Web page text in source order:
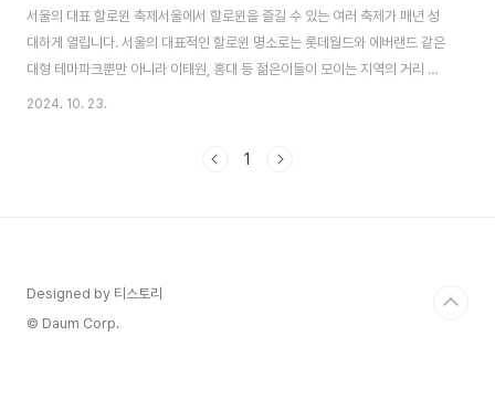
서울의 대표 할로윈 축제서울에서 할로윈을 즐길 수 있는 여러 축제가 매년 성
대하게 열립니다. 서울의 대표적인 할로윈 명소로는 롯데월드와 에버랜드 같은
대형 테마파크뿐만 아니라 이태원, 홍대 등 젊은이들이 모이는 지역의 거리 축
제가 꼽힙니다. 이태원에서는 매년 수천 명의 사람들이 각양각색의 분장을 하
니다. 또한 명동과 서울대공원에서도 할로윈에 맞춘 이벤트가 마련되며, 서울
2024. 10. 23.
1
Designed by 티스토리
© Daum Corp.